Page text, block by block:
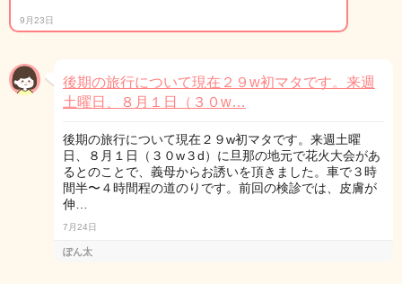
9月23日
後期の旅行について現在２９w初マタです。来週
土曜日、８月１日（３０w…
後期の旅行について現在２９w初マタです。来週土曜
日、８月１日（３０w３d）に旦那の地元で花火大会があ
るとのことで、義母からお誘いを頂きました。車で３時
間半〜４時間程の道のりです。前回の検診では、皮膚が
伸…
7月24日
ぽん太